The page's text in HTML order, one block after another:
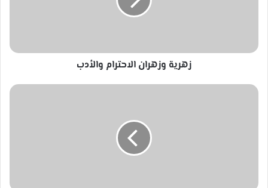
زهرية وزهران الاحترام والأدب
هدَّهُ